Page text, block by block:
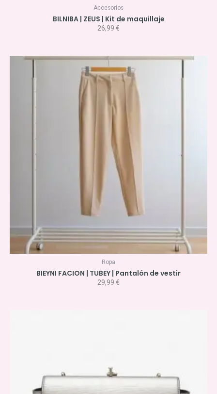
Accesorios
BILNIBA | ZEUS | Kit de maquillaje
26,99 €
Ropa
BIEYNI FACION | TUBEY | Pantalón de vestir
29,99 €